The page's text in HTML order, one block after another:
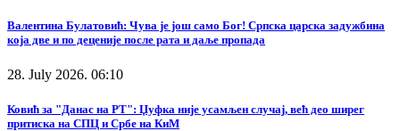
Валентина Булатовић: Чува је још само Бог! Српска царска задужбина
која две и по деценије после рата и даље пропада
28. July 2026. 06:10
Ковић за "Данас на РТ": Џуфка није усамљен случај, већ део ширег
притиска на СПЦ и Србе на КиМ